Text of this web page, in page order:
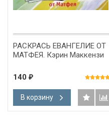
РАСКРАСЬ ЕВАНГЕЛИЕ ОТ
МАТФЕЯ. Кэрин Маккензи
140 ₽
В корзину